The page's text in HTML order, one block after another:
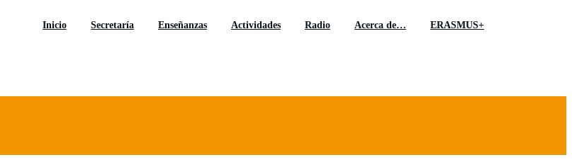
Centro de Educación para Personas Adultas «Rivas Vaciamadrid»
Inicio Secretaría Enseñanzas Actividades Radio Acerca de… ERASMUS+